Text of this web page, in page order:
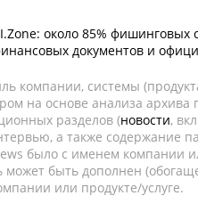
около 85%
документов и
компании, системы
на основе анализа
разделов (новости,
а также содержание
было с именем компании
быть дополнен
или продукте/услуге.